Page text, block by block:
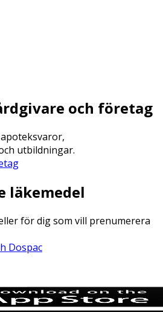
och företag
utbildningar.
läkemedel
för dig som vill prenumerera
Dospac